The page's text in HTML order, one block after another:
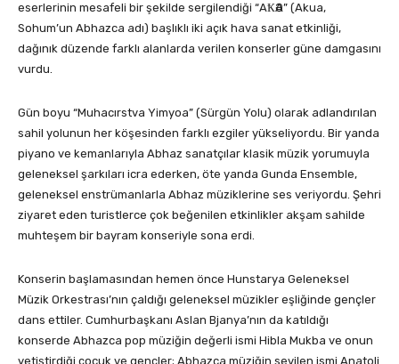
eserlerinin mesafeli bir şekilde sergilendiği “АҞӘА” (Akua,
Sohum’un Abhazca adı) başlıklı iki açık hava sanat etkinliği,
dağınık düzende farklı alanlarda verilen konserler güne damgasını
vurdu.
Gün boyu “Muhacırstva Yimyoa” (Sürgün Yolu) olarak adlandırılan
sahil yolunun her köşesinden farklı ezgiler yükseliyordu. Bir yanda
piyano ve kemanlarıyla Abhaz sanatçılar klasik müzik yorumuyla
geleneksel şarkıları icra ederken, öte yanda Gunda Ensemble,
geleneksel enstrümanlarla Abhaz müziklerine ses veriyordu. Şehri
ziyaret eden turistlerce çok beğenilen etkinlikler akşam sahilde
muhteşem bir bayram konseriyle sona erdi.
Konserin başlamasından hemen önce Hunstarya Geleneksel
Müzik Orkestrası’nın çaldığı geleneksel müzikler eşliğinde gençler
dans ettiler. Cumhurbaşkanı Aslan Bjanya’nın da katıldığı
konserde Abhazca pop müziğin değerli ismi Hibla Mukba ve onun
yetiştirdiği çocuk ve gençler; Abhazca müziğin sevilen ismi Anatoli